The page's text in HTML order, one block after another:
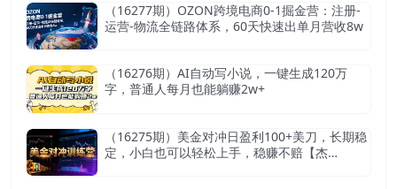
（16277期）OZON跨境电商0-1掘金营：注册-
运营-物流全链路体系，60天快速出单月营收8w
（16276期）AI自动写小说，一键生成120万
字，普通人每月也能躺赚2w+
（16275期）美金对冲日盈利100+美刀，长期稳
定，小白也可以轻松上手，稳赚不赔【杰…